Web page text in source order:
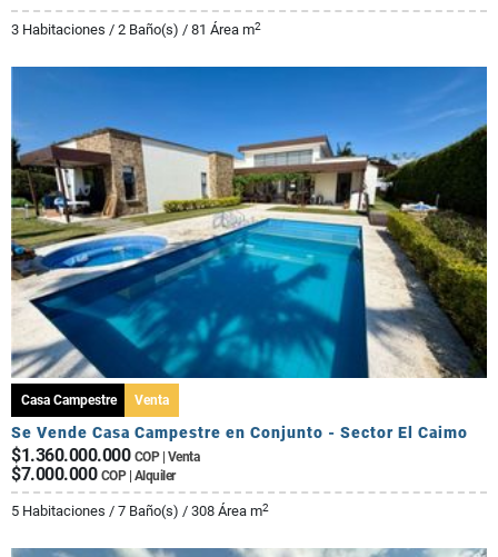
3 Habitaciones / 2 Baño(s) / 81 Área m2
Casa Campestre Venta
Se Vende Casa Campestre en Conjunto - Sector El Caimo
$1.360.000.000 COP | Venta
$7.000.000 COP | Alquiler
5 Habitaciones / 7 Baño(s) / 308 Área m2